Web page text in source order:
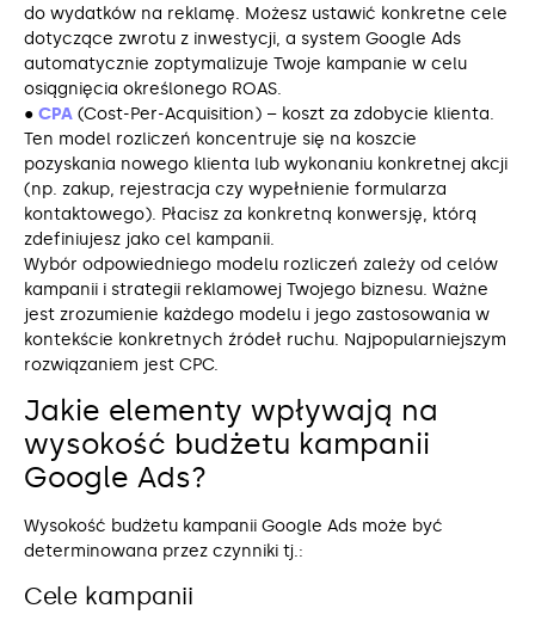
do wydatków na reklamę. Możesz ustawić konkretne cele
dotyczące zwrotu z inwestycji, a system Google Ads
automatycznie zoptymalizuje Twoje kampanie w celu
osiągnięcia określonego ROAS.
● CPA (Cost-Per-Acquisition) – koszt za zdobycie klienta.
Ten model rozliczeń koncentruje się na koszcie
pozyskania nowego klienta lub wykonaniu konkretnej akcji
(np. zakup, rejestracja czy wypełnienie formularza
kontaktowego). Płacisz za konkretną konwersję, którą
zdefiniujesz jako cel kampanii.
Wybór odpowiedniego modelu rozliczeń zależy od celów
kampanii i strategii reklamowej Twojego biznesu. Ważne
jest zrozumienie każdego modelu i jego zastosowania w
kontekście konkretnych źródeł ruchu. Najpopularniejszym
rozwiązaniem jest CPC.
Jakie elementy wpływają na
wysokość budżetu kampanii
Google Ads?
Wysokość budżetu kampanii Google Ads może być
determinowana przez czynniki tj.:
Cele kampanii